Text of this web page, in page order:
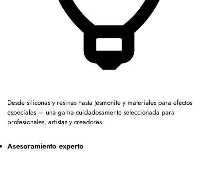
Desde siliconas y resinas hasta Jesmonite y materiales para efectos
especiales — una gama cuidadosamente seleccionada para
profesionales, artistas y creadores.
Asesoramiento experto